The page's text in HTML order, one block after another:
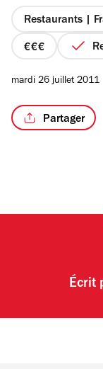
étoiles
Restaurants |
prix
4
mardi 26 juillet 2011
Partager
Écrit